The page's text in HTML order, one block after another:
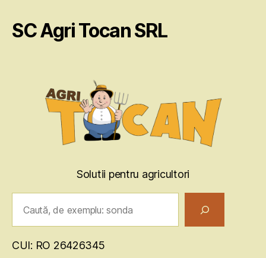
SC Agri Tocan SRL
Solutii pentru agricultori
CUI: RO 26426345